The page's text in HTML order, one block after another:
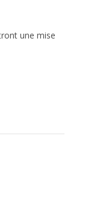
une mise